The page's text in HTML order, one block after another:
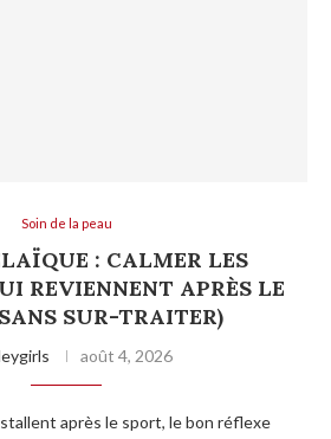
Soin de la peau
: CALMER LES
REVIENNENT APRÈS LE
SUR-TRAITER)
août 4, 2026
après le sport, le bon réflexe